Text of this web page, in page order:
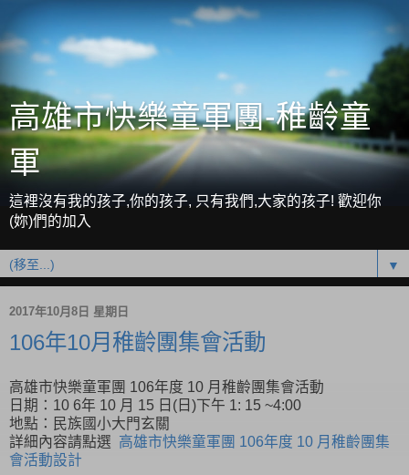
高雄市快樂童軍團-稚齡童
軍
這裡沒有我的孩子,你的孩子, 只有我們,大家的孩子! 歡迎你
(妳)們的加入
▼
2017年10月8日 星期日
106年10月稚齡團集會活動
高雄市快樂童軍團 106年度 10 月稚齡團集會活動
日期：10 6年 10 月 15 日(日)下午 1: 15 ~4:00
地點：民族國小大門玄關
詳細內容請點選 高雄市快樂童軍團 106年度 10 月稚齡團集
會活動設計